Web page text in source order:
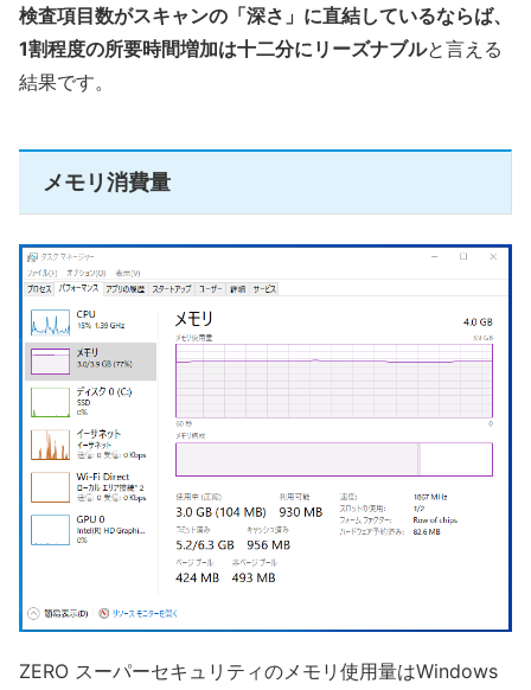
検査項目数がスキャンの「深さ」に直結しているならば、
1割程度の所要時間増加は十二分にリーズナブルと言える
結果です。
メモリ消費量
ZERO スーパーセキュリティのメモリ使用量はWindows